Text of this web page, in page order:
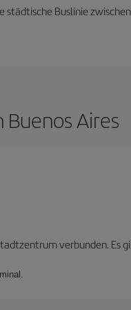
Buslinie
Aires
verbunden. Es